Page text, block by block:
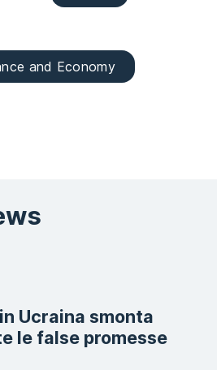
and Economy
Ucraina smonta
le false promesse